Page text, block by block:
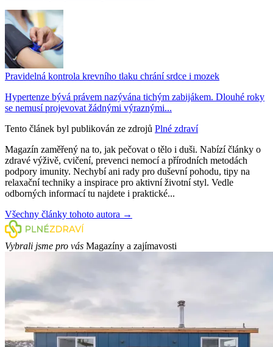
Pravidelná kontrola krevního tlaku chrání srdce i mozek
Hypertenze bývá právem nazývána tichým zabijákem. Dlouhé roky
se nemusí projevovat žádnými výraznými...
Tento článek byl publikován ze zdrojů Plné zdraví
Magazín zaměřený na to, jak pečovat o tělo i duši. Nabízí články o
zdravé výživě, cvičení, prevenci nemocí a přírodních metodách
podpory imunity. Nechybí ani rady pro duševní pohodu, tipy na
relaxační techniky a inspirace pro aktivní životní styl. Vedle
odborných informací tu najdete i praktické...
Všechny články tohoto autora →
Vybrali jsme pro vás Magazíny a zajímavosti